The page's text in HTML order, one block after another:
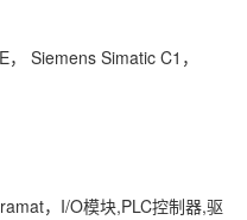
Siemens Simatic C1，
，I/O模块,PLC控制器,驱